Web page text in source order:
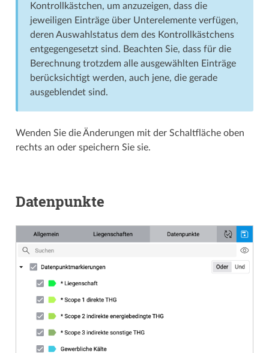
Kontroll­­kästchen, um anzuzeigen, dass die
jeweiligen Einträge über Unter­­elemente verfügen,
deren Auswahlstatus dem des Kontroll­­kästchens
entgegen­­gesetzt sind. Beachten Sie, dass für die
Berechnung trotzdem alle ausgewählten Einträge
berücksichtigt werden, auch jene, die gerade
ausgeblendet sind.
Wenden Sie die Änderungen mit der Schaltfläche oben
rechts an oder speichern Sie sie.
Datenpunkte